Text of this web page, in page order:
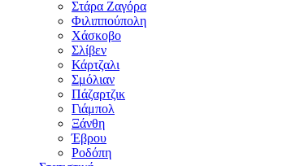
Στάρα Ζαγόρα
Φιλιππούπολη
Χάσκοβο
Σλίβεν
Κάρτζαλι
Σμόλιαν
Πάζαρτζικ
Γιάμπολ
Ξάνθη
Έβρου
Ροδόπη